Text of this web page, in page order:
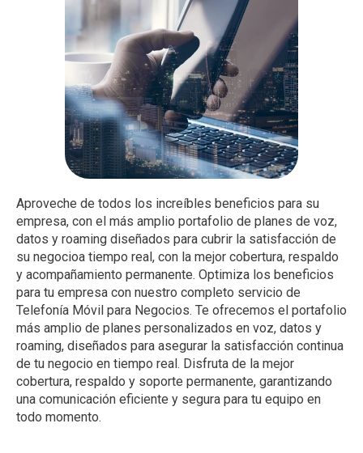
Aproveche de todos los increíbles beneficios para su
empresa, con el más amplio portafolio de planes de voz,
datos y roaming diseñados para cubrir la satisfacción de
su negocioa tiempo real, con la mejor cobertura, respaldo
y acompañamiento permanente. Optimiza los beneficios
para tu empresa con nuestro completo servicio de
Telefonía Móvil para Negocios. Te ofrecemos el portafolio
más amplio de planes personalizados en voz, datos y
roaming, diseñados para asegurar la satisfacción continua
de tu negocio en tiempo real. Disfruta de la mejor
cobertura, respaldo y soporte permanente, garantizando
una comunicación eficiente y segura para tu equipo en
todo momento.